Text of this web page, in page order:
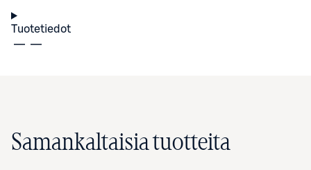
Tuotetiedot
Samankaltaisia tuotteita